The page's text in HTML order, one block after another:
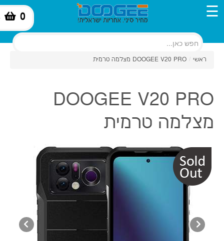
0 ☰
ראשי / DOOGEE V20 PRO מצלמה טרמית
DOOGEE V20 PRO
מצלמה טרמית